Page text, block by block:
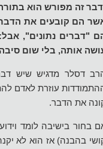
זה מפורש הוא
הם קובעים את
"דברים נתונים",
אותה, בלי שום
דסלר מדגיש שיש
עוזרת לאדם
את הדבר.
בחור בישיבה לומד
בהבנה) אז הוא לא